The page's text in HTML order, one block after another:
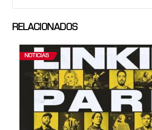
RELACIONADOS
NOTICIAS